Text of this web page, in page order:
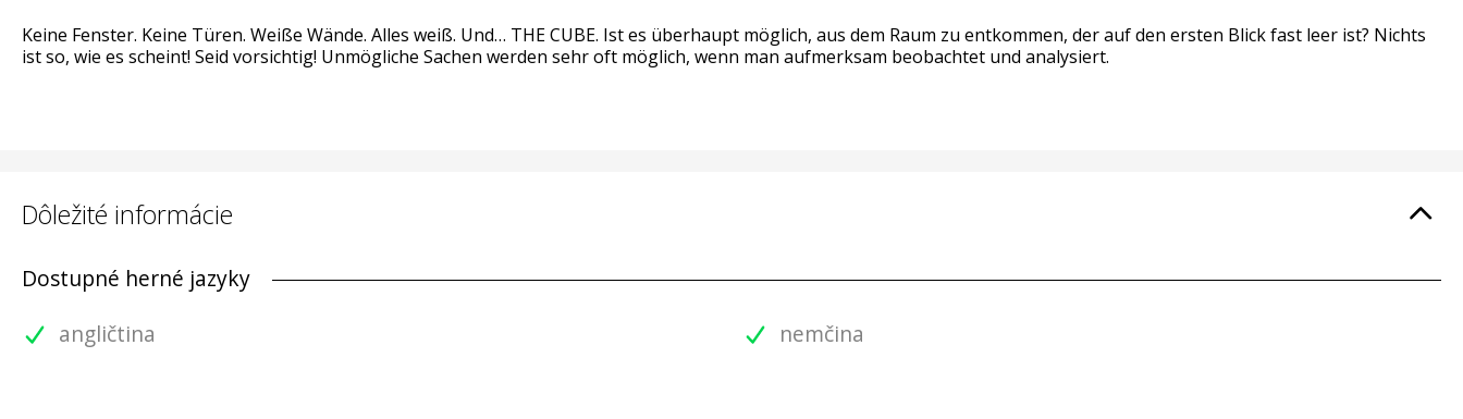
Keine Fenster. Keine Türen. Weiße Wände. Alles weiß. Und… THE CUBE. Ist es überhaupt möglich, aus dem Raum zu entkommen, der auf den ersten Blick fast leer ist? Nichts
ist so, wie es scheint! Seid vorsichtig! Unmögliche Sachen werden sehr oft möglich, wenn man aufmerksam beobachtet und analysiert.
Dôležité informácie
Dostupné herné jazyky
angličtina
nemčina